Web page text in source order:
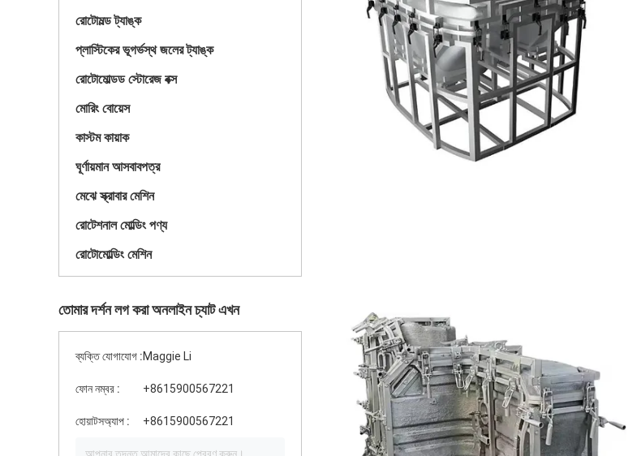
রোটোমল্ড ট্যাঙ্ক
প্লাস্টিকের ভূগর্ভস্থ জলের ট্যাঙ্ক
রোটোমোল্ডড স্টোরেজ বক্স
মোরিং বোয়েস
কাস্টম কায়াক
ঘূর্ণায়মান আসবাবপত্র
মেঝে স্ক্রাবার মেশিন
রোটেশনাল মোল্ডিং পণ্য
রোটোমোল্ডিং মেশিন
তোমার দর্শন লগ করা অনলাইন চ্যাট এখন
ব্যক্তি যোগাযোগ :Maggie Li
ফোন নম্বর : +8615900567221
হোয়াটসঅ্যাপ : +8615900567221